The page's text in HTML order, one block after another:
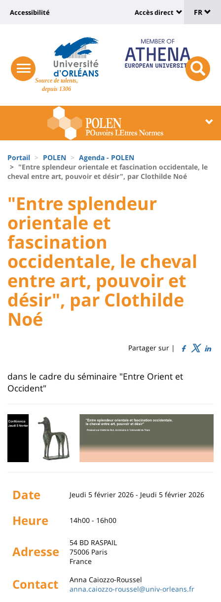
Site
Source de talents,
depuis 1306
Université
Recherche
responsive
menu
button
Université
vers
page
accessibilité
Accessibilité
:
Shortcut
links
Accès direct
de
FR
Université
Block
liste
des
composantes
d'Ariane
Portail POLEN
Agenda - POLEN
"Entre splendeur orientale et fascination occidentale, le
cheval entre art, pouvoir et désir", par Clothilde Noé
University
:
Sidebar
University
:
Main
content
Titre
de
page
"Entre splendeur
orientale et
fascination
occidentale, le cheval
entre art, pouvoir et
désir", par Clothilde
Noé
Partager sur |
Contenu
de
page
principale
dans le cadre du séminaire "Entre Orient et
Occident"
Date Jeudi 5 février 2026 - Jeudi 5 février 2026
Heure 14h00 - 16h00
Adresse
54 BD RASPAIL
75006 Paris
France
Contact
Anna Caiozzo-Roussel
anna.caiozzo-roussel@univ-orleans.fr